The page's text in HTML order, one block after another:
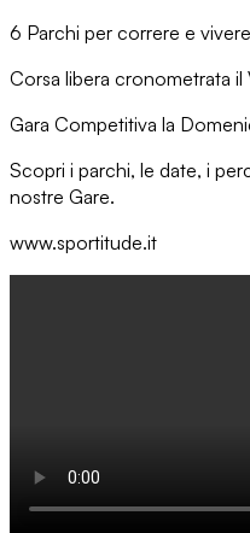
6 Parchi per correre e
Corsa libera cronometrata il
Gara Competitiva la
Scopri i parchi, le date, i
nostre Gare.
www.sportitude.it